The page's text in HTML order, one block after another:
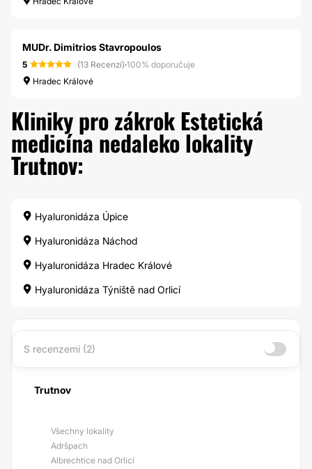
MUDr. Dimitrios Stavropoulos
5 (13 Recenzí)·100% doporučuje
Hradec Králové
Kliniky pro zákrok Estetická
medicína nedaleko lokality
Trutnov:
Hyaluronidáza Úpice
Hyaluronidáza Náchod
Hyaluronidáza Hradec Králové
Hyaluronidáza Týniště nad Orlicí
S recenzemi (2)
Trutnov
Všechny lokality
Adršpach
Albrechtice nad Orlicí